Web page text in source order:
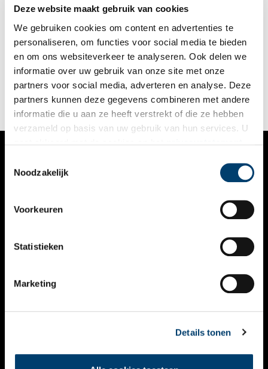
Deze website maakt gebruik van cookies
We gebruiken cookies om content en advertenties te
personaliseren, om functies voor social media te bieden
en om ons websiteverkeer te analyseren. Ook delen we
informatie over uw gebruik van onze site met onze
partners voor social media, adverteren en analyse. Deze
partners kunnen deze gegevens combineren met andere
informatie die u aan ze heeft verstrekt of die ze hebben
verzameld op basis van uw gebruik van hun services. U
Noodzakelijk
Voorkeuren
Statistieken
Marketing
Details tonen
Moeder en wolondernemer Fiona Mesman is dol op haar stolp.
Dat ze er zo fijn woont, heeft ze niet alleen te danken aan haar
eigen doorzettingsvermogen, maar ook aan dat van haar
schoonouders, met wie ze het huis deelt. Samenwonen met je
schoonouders, daar moest Fiona wel even aan wennen. Maar
dit avontuur had niet beter kunnen uitpakken.
VERHALEN
KALENDER
THEMA’S
VIDEO’S
CONTACT